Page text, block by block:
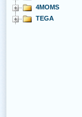
4MOMS
TEGA